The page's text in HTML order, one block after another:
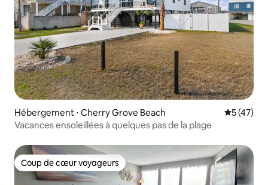
Hébergement ⋅ Cherry Grove Beach
5 (47)
Vacances ensoleillées à quelques pas de la plage
Coup de cœur voyageurs
Coup de cœur voyageurs